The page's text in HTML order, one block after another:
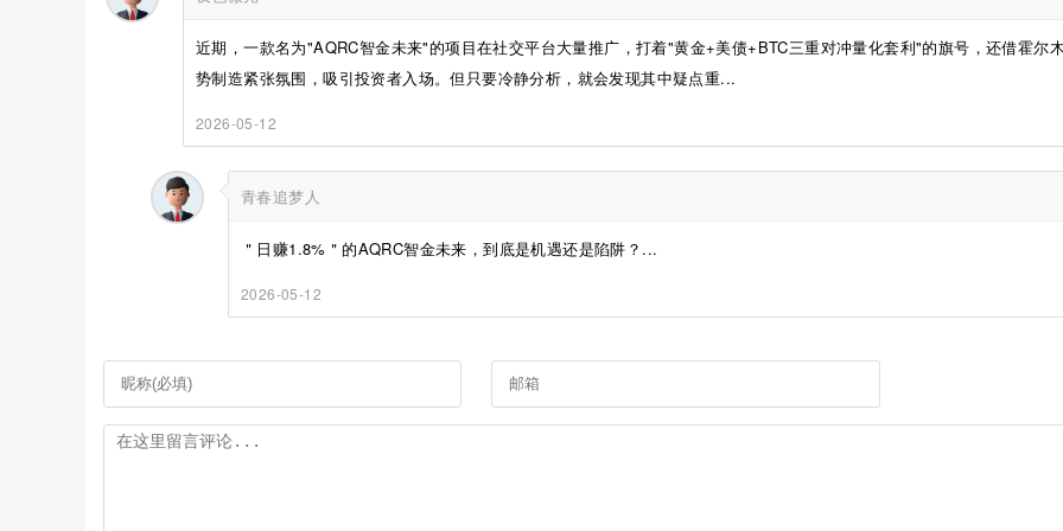
近期，一款名为"AQRC智金未来"的项目在社交平台大量推广，打着"黄金+美债+BTC三重对冲量化套利"的旗号，还借霍尔
势制造紧张氛围，吸引投资者入场。但只要冷静分析，就会发现其中疑点重...
2026-05-12
青春追梦人
＂日赚1.8%＂的AQRC智金未来，到底是机遇还是陷阱？...
2026-05-12